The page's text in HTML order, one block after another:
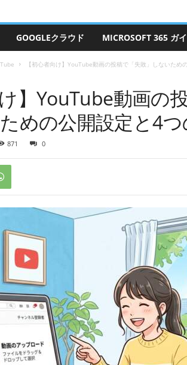
GOOGLEクラウド MICROSOFT 365 ガ
【初心者向け】YouTube動画の投稿で「失敗」しないため
け】YouTube動画の
めの公開設定と4
871 0